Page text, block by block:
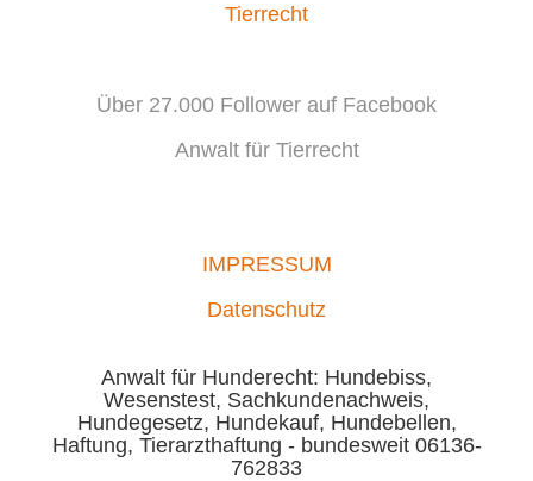
Tierrecht
Über 27.000 Follower auf Facebook
Anwalt für Tierrecht
IMPRESSUM
Datenschutz
Anwalt für Hunderecht: Hundebiss,
Wesenstest, Sachkundenachweis,
Hundegesetz, Hundekauf, Hundebellen,
Haftung, Tierarzthaftung - bundesweit 06136-
762833